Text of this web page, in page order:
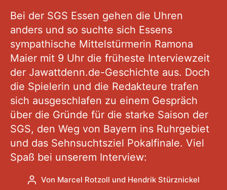
Bei der SGS Essen gehen die Uhren
anders und so suchte sich Essens
sympathische Mittelstürmerin Ramona
Maier mit 9 Uhr die früheste Interviewzeit
der Jawattdenn.de-Geschichte aus. Doch
die Spielerin und die Redakteure trafen
sich ausgeschlafen zu einem Gespräch
über die Gründe für die starke Saison der
SGS, den Weg von Bayern ins Ruhrgebiet
und das Sehnsuchtsziel Pokalfinale. Viel
Spaß bei unserem Interview:
Beitragsautor
Von Marcel Rotzoll und Hendrik Stürznickel